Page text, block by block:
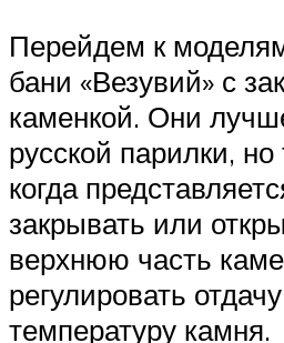
Перейдем к
бани «Везувий» с
каменкой. Они
русской парилки, но
когда
закрывать или
верхнюю часть
регулировать
температуру камня.